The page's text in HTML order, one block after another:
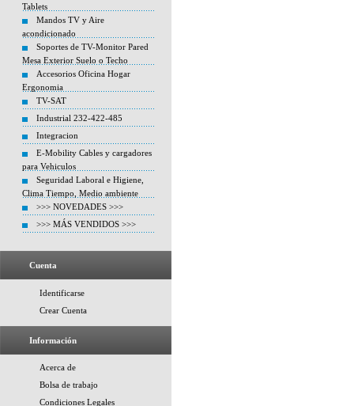
Tablets
Mandos TV y Aire
acondicionado
Soportes de TV-Monitor Pared
Mesa Exterior Suelo o Techo
Accesorios Oficina Hogar
Ergonomia
TV-SAT
Industrial 232-422-485
Integracion
E-Mobility Cables y cargadores
para Vehiculos
Seguridad Laboral e Higiene,
Clima Tiempo, Medio ambiente
>>> NOVEDADES >>>
>>> MÁS VENDIDOS >>>
Cuenta
Identificarse
Crear Cuenta
Información
Acerca de
Bolsa de trabajo
Condiciones Legales